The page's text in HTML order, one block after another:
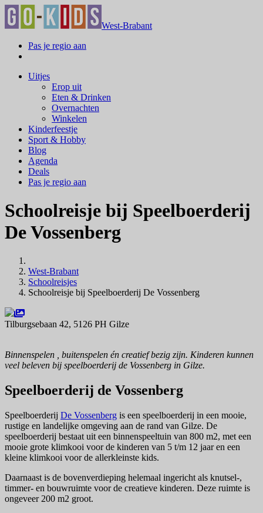
West-Brabant
Pas je regio aan
Uitjes
Erop uit
Eten & Drinken
Overnachten
Winkelen
Kinderfeestje
Sport & Hobby
Blog
Agenda
Deals
Pas je regio aan
Schoolreisje bij Speelboerderij
De Vossenberg
West-Brabant
Schoolreisjes
Schoolreisje bij Speelboerderij De Vossenberg
Tilburgsebaan 42, 5126 PH Gilze
Binnenspelen , buitenspelen én creatief bezig zijn. Kinderen kunnen
veel beleven bij speelboerderij de Vossenberg in Gilze.
Speelboerderij de Vossenberg
Speelboerderij De Vossenberg is een speelboerderij in een mooie,
rustige en landelijke omgeving aan de rand van Gilze. De
speelboerderij bestaat uit een binnenspeeltuin van 800 m2, met een
mooie grote klimkooi voor de kinderen van 5 t/m 12 jaar en een
kleine klimkooi voor de allerkleinste kids.
Daarnaast is de bovenverdieping helemaal ingericht als knutsel-,
timmer- en bouwruimte voor de creatieve kinderen. Deze ruimte is
ongeveer 200 m2 groot.